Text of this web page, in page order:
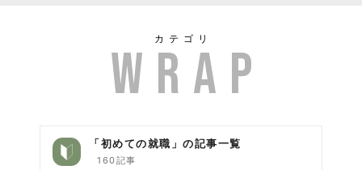
カテゴリ
「初めての就職」の記事一覧
160記事